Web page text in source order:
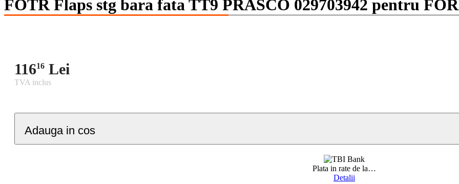
FOTR Flaps stg bara fata TT9 PRASCO 029703942 pentru
11616 Lei
TVA inclus
Adauga in cos
Plata in rate de la…
Detalii